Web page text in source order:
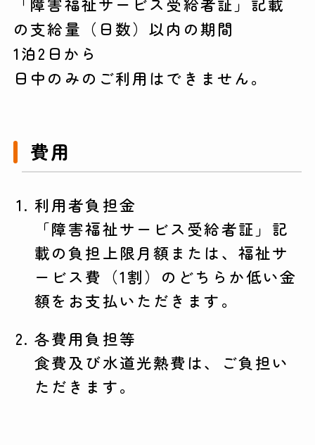
の支給量（日数）以内の期間
1泊2日から
日中のみのご利用はできません。
費用
利用者負担金
「障害福祉サービス受給者証」記
載の負担上限月額または、福祉サ
ービス費（1割）のどちらか低い金
額をお支払いただきます。
各費用負担等
食費及び水道光熱費は、ご負担い
ただきます。